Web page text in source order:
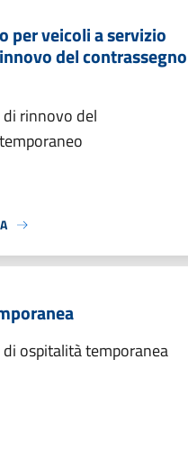
per veicoli a servizio
del contrassegno
rinnovo del
ospitalità temporanea